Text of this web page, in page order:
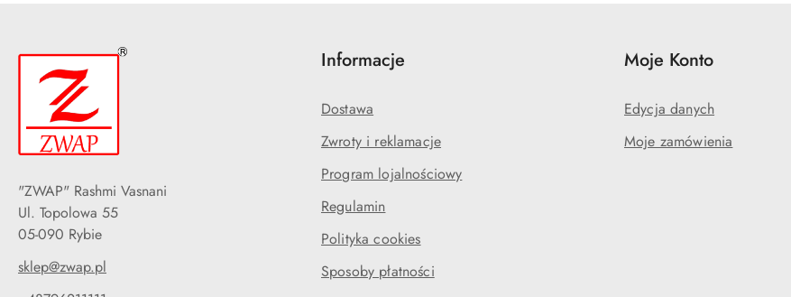
"ZWAP" Rashmi Vasnani
Ul. Topolowa 55
05-090 Rybie
sklep@zwap.pl
Informacje
Dostawa
Zwroty i reklamacje
Program lojalnościowy
Regulamin
Polityka cookies
Sposoby płatności
Moje Konto
Edycja danych
Moje zamówienia